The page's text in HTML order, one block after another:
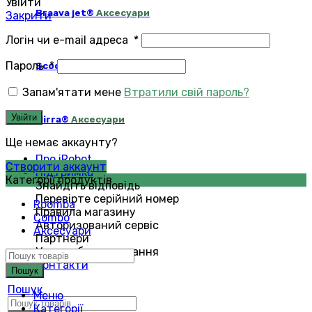
Braava jet® Аксесуари
Scooba®
Mirra® Аксесуари
Про iRobot
Підтримка
Знайдіть відповідь
Перевірте серійний номер
Правила магазину
Авторизований сервіс
Партнери
Умови обслуговування
Контакти
Пошук
Закрити
Логін чи e-mail адреса *
Пароль*
Запам'ятати мене Втратили свій пароль?
Увійти
Ще немає аккаунту?
Створити аккаунт
Категорії продуктів
Roomba
Combo
Аксесуари
Пошук
Меню
Категорії